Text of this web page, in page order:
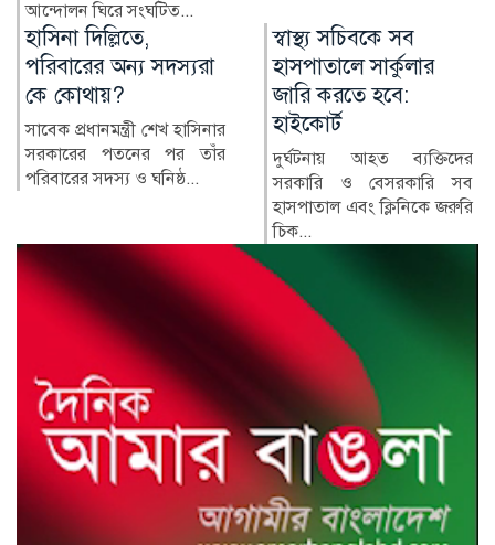
স্বাস্থ্য সচিবকে সব
হাসপাতালে সার্কুলার
জারি করতে হবে:
হাইকোর্ট
দুর্ঘটনায় আহত ব্যক্তিদের
সরকারি ও বেসরকারি সব
র‍্যাবের পরিবর্তে নতুন
বাহিনী, কী আছে খসড়া
আইনে?
র‍্যাপিড অ্যাকশন ব্যাটালিয়ন
(র‍্যাব) বিলুপ্ত করে স্পেশাল
রেসপন্স ব্যা...